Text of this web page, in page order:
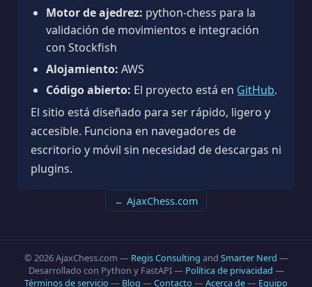
Motor de ajedrez: python-chess para la
validación de movimientos e integración
con Stockfish
Alojamiento: AWS
Código abierto: El proyecto está en GitHub.
El sitio está diseñado para ser rápido, ligero y
accesible. Funciona en navegadores de
escritorio y móvil sin necesidad de descargas ni
plugins.
← AjaxChess.com
© 2026 AjaxChess.com — Regis Consulting and Smarter Nerd —
Desarrollado con Python y FastAPI — Política de privacidad —
Términos de servicio — Blog —Contacto —Acerca de— Equipo